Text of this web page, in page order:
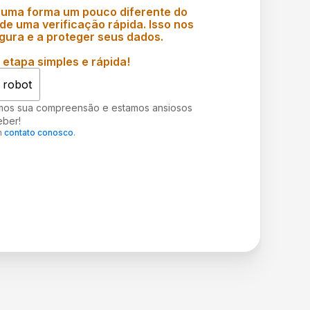
forma um pouco diferente do
uma verificação rápida. Isso nos
e a proteger seus dados.
simples e rápida!
robot
sua compreensão e estamos ansiosos
contato conosco.